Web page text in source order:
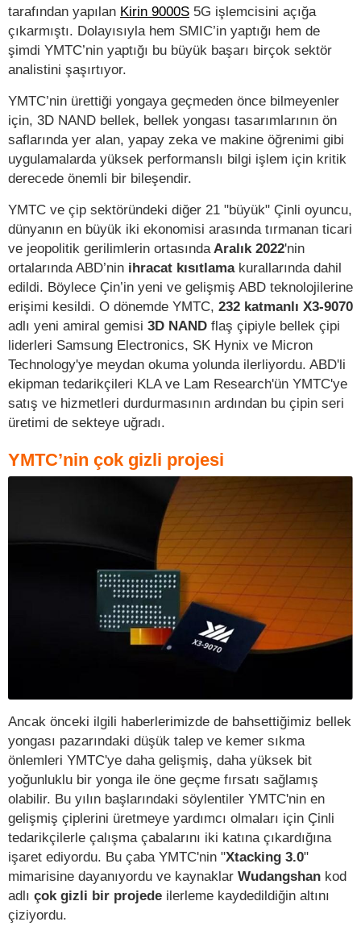
tarafından yapılan Kirin 9000S 5G işlemcisini açığa
çıkarmıştı. Dolayısıyla hem SMIC’in yaptığı hem de
şimdi YMTC’nin yaptığı bu büyük başarı birçok sektör
analistini şaşırtıyor.
YMTC’nin ürettiği yongaya geçmeden önce bilmeyenler
için, 3D NAND bellek, bellek yongası tasarımlarının ön
saflarında yer alan, yapay zeka ve makine öğrenimi gibi
uygulamalarda yüksek performanslı bilgi işlem için kritik
derecede önemli bir bileşendir.
YMTC ve çip sektöründeki diğer 21 "büyük" Çinli oyuncu,
dünyanın en büyük iki ekonomisi arasında tırmanan ticari
ve jeopolitik gerilimlerin ortasındaAralık 2022'nin
ortalarında ABD’nin ihracat kısıtlama kurallarında dahil
edildi. Böylece Çin’in yeni ve gelişmiş ABD teknolojilerine
erişimi kesildi. O dönemde YMTC, 232 katmanlı X3-9070
adlı yeni amiral gemisi 3D NAND flaş çipiyle bellek çipi
liderleri Samsung Electronics, SK Hynix ve Micron
Technology'ye meydan okuma yolunda ilerliyordu. ABD'li
ekipman tedarikçileri KLA ve Lam Research'ün YMTC'ye
satış ve hizmetleri durdurmasının ardından bu çipin seri
üretimi de sekteye uğradı.
YMTC’nin çok gizli projesi
Ancak önceki ilgili haberlerimizde de bahsettiğimiz bellek
yongası pazarındaki düşük talep ve kemer sıkma
önlemleri YMTC'ye daha gelişmiş, daha yüksek bit
yoğunluklu bir yonga ile öne geçme fırsatı sağlamış
olabilir. Bu yılın başlarındaki söylentiler YMTC'nin en
gelişmiş çiplerini üretmeye yardımcı olmaları için Çinli
tedarikçilerle çalışma çabalarını iki katına çıkardığına
işaret ediyordu. Bu çaba YMTC'nin "Xtacking 3.0"
mimarisine dayanıyordu ve kaynaklar Wudangshan kod
adlı çok gizli bir projede ilerleme kaydedildiğin altını
çiziyordu.